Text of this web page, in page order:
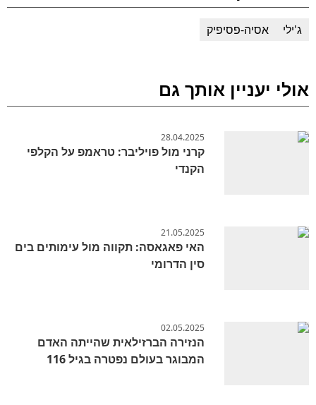
ג'ילי אסיה-פסיפיק
אולי יעניין אותך גם
28.04.2025
קרני מול פויליבר: טראמפ על הקלפי
הקנדי
21.05.2025
האי פאגאסה: תקווה מול עימותים בים
סין הדרומי
02.05.2025
הנזירה הברזילאית שהייתה האדם
המבוגר בעולם נפטרה בגיל 116